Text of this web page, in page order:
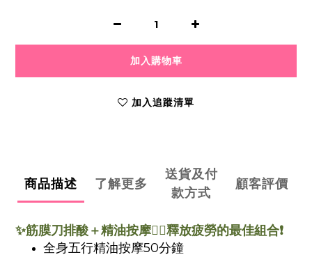
加入購物車
加入追蹤清單
商品描述 了解更多
送貨及付
款方式
顧客評價
✨筋膜刀排酸＋精油按摩👉🏻釋放疲勞的最佳組合❗️
全身五行精油按摩50分鐘